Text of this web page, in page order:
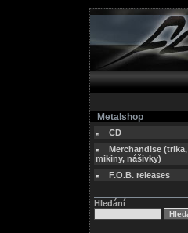
Metalshop
CD
Merchandise (trika,
mikiny, nášivky)
F.O.B. releases
Hledání